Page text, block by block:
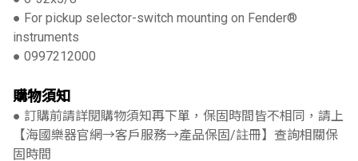
● For pickup selector-switch mounting on Fender®
instruments
● 0997212000
購物須知
● 訂購前請詳閱購物須知再下單，保固時間皆不相同，請上
【海國樂器官網→客戶服務→產品保固/註冊】查詢相關保
固時間